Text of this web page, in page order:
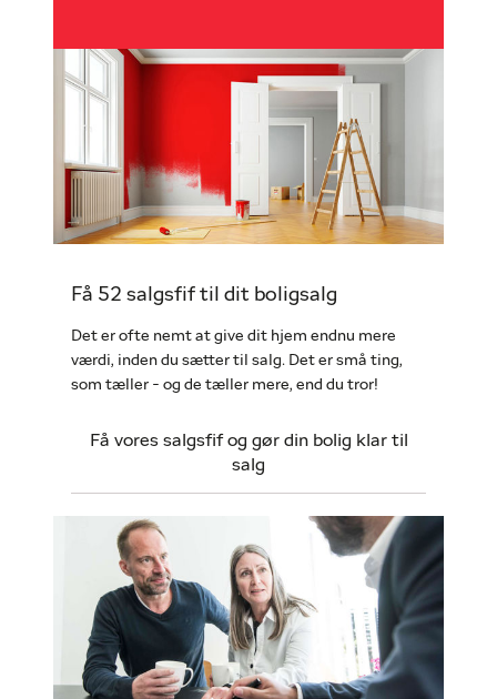
Få 52 salgsfif til dit boligsalg
Det er ofte nemt at give dit hjem endnu mere
værdi, inden du sætter til salg. Det er små ting,
som tæller - og de tæller mere, end du tror!
Få vores salgsfif og gør din bolig klar til
salg